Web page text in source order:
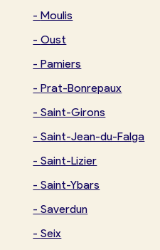
-Moulis
-Oust
-Pamiers
-Prat-Bonrepaux
-Saint-Girons
-Saint-Jean-du-Falga
-Saint-Lizier
-Saint-Ybars
-Saverdun
-Seix